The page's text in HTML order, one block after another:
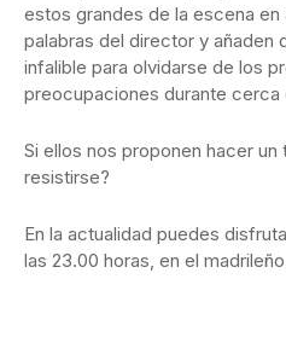
estos grandes de la escena
palabras del director y añaden
infalible para olvidarse de los
preocupaciones durante cerca
Si ellos nos proponen hacer
resistirse?
En la actualidad puedes
las 23.00 horas, en el